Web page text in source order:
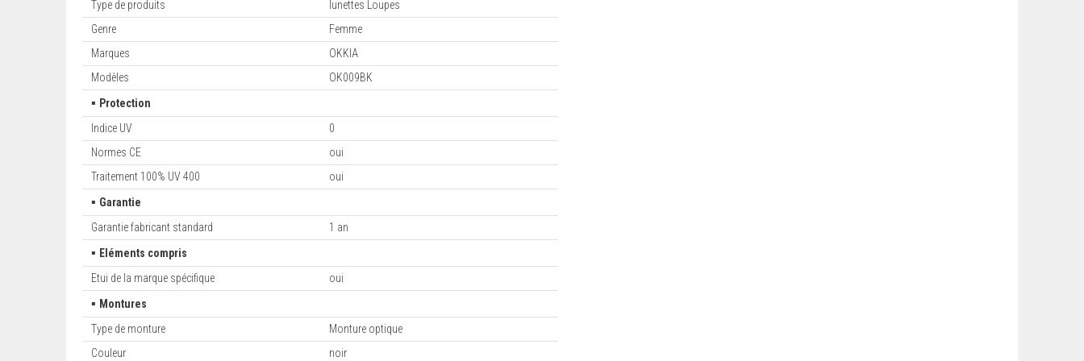
Type de produits
lunettes Loupes
Genre
Femme
Marques
OKKIA
Modèles
OK009BK
▪ Protection
Indice UV
0
Normes CE
oui
Traitement 100% UV 400
oui
▪ Garantie
Garantie fabricant standard
1 an
▪ Eléments compris
Etui de la marque spécifique
oui
▪ Montures
Type de monture
Monture optique
Couleur
noir